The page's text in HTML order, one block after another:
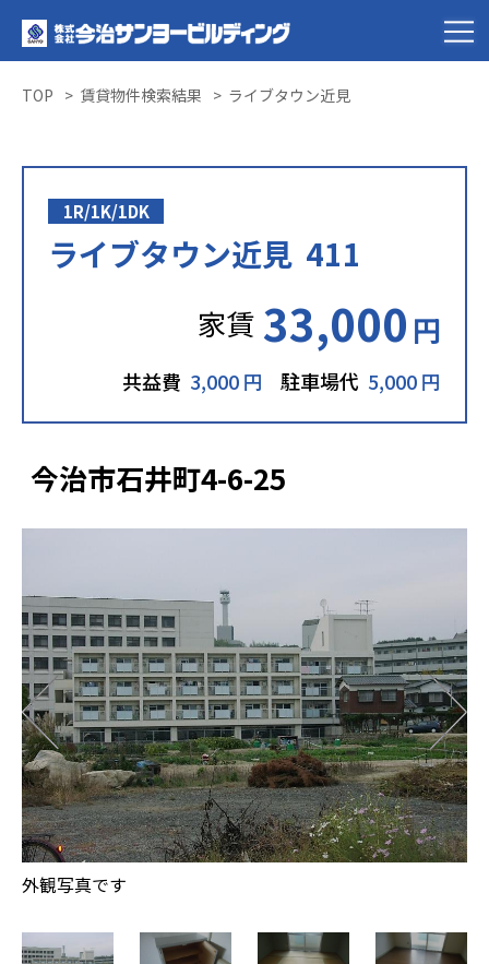
TOP 賃貸物件検索結果 ライブタウン近見
1R/1K/1DK
ライブタウン近見 411
家賃 33,000 円
共益費 3,000 円 駐車場代 5,000 円
今治市石井町4-6-25
外観写真です